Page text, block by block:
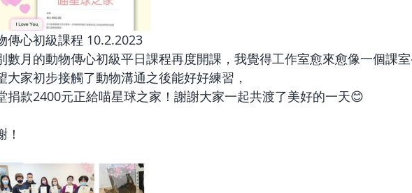
傳心初級課程 10.2.2023
數月的動物傳心初級平日課程再度開課，我覺得工作室愈來愈像一個課
大家初步接觸了動物溝通之後能好好練習，
捐款2400元正給喵星球之家！謝謝大家一起共渡了美好的一天😊
！